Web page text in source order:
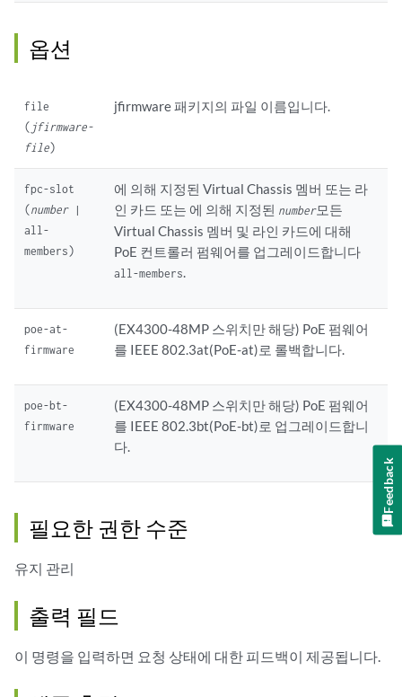
옵션
file
( jfirmware-
file)
jfirmware 패키지의 파일 이름입니다.
fpc-slot
(number|
all-
members)
에 의해 지정된 Virtual Chassis 멤버 또는 라
인 카드 또는 에 의해 지정된 number모든
Virtual Chassis 멤버 및 라인 카드에 대해
PoE 컨트롤러 펌웨어를 업그레이드합니다
all-members.
poe-at-
firmware
(EX4300-48MP 스위치만 해당) PoE 펌웨어
를 IEEE 802.3at(PoE-at)로 롤백합니다.
poe-bt-
firmware
(EX4300-48MP 스위치만 해당) PoE 펌웨어
를 IEEE 802.3bt(PoE-bt)로 업그레이드합니
다.
필요한 권한 수준
유지 관리
출력 필드
이 명령을 입력하면 요청 상태에 대한 피드백이 제공됩니다.
Feedback